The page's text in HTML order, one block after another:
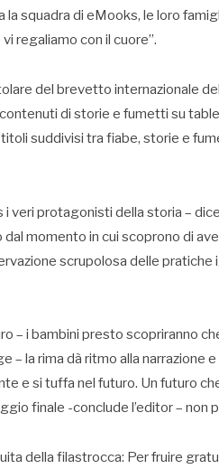
la squadra di eMooks, le loro
regaliamo con il cuore”.
del brevetto internazionale
di storie e fumetti su
suddivisi tra fiabe, storie e
i veri protagonisti della storia –
dal momento in cui scoprono di
scrupolosa delle
– i bambini presto scopriranno
– la rima dà ritmo alla narrazione
e si tuffa nel futuro. Un futuro
finale -conclude l’editor – non
della filastrocca: Per fruire